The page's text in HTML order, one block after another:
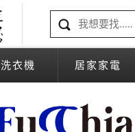
洗衣機 居家家電